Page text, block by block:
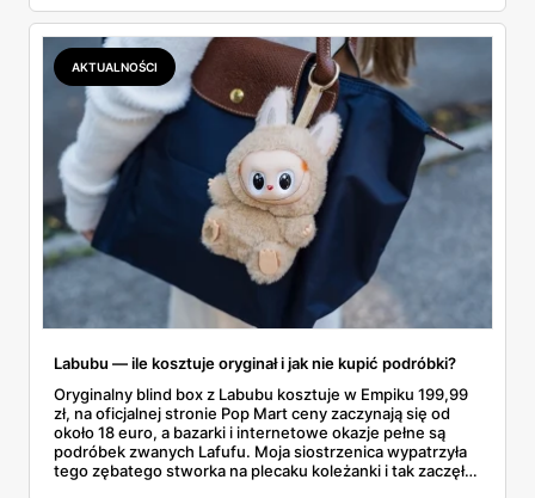
najszybciej rosnący sport w Polsce: kortów przybywa
lawinowo, a chętnych jeszcze szybciej. Sprawdziłam, co
dokładnie dostajemy za te pieniądze i komu taka rakieta
faktycznie wystarczy.
AKTUALNOŚCI
Labubu — ile kosztuje oryginał i jak nie kupić podróbki?
Oryginalny blind box z Labubu kosztuje w Empiku 199,99
zł, na oficjalnej stronie Pop Mart ceny zaczynają się od
około 18 euro, a bazarki i internetowe okazje pełne są
podróbek zwanych Lafufu. Moja siostrzenica wypatrzyła
tego zębatego stworka na plecaku koleżanki i tak zaczęło